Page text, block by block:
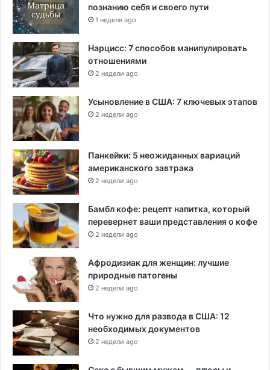
познанию себя и своего пути
1 неделя ago
Нарцисс: 7 способов манипулировать
отношениями
2 недели ago
Усыновление в США: 7 ключевых этапов
2 недели ago
Панкейки: 5 неожиданных вариаций
американского завтрака
2 недели ago
Бамбл кофе: рецепт напитка, который
перевернет ваши представления о кофе
2 недели ago
Афродизиак для женщин: лучшие
природные патогены
2 недели ago
Что нужно для развода в США: 12
необходимых документов
2 недели ago